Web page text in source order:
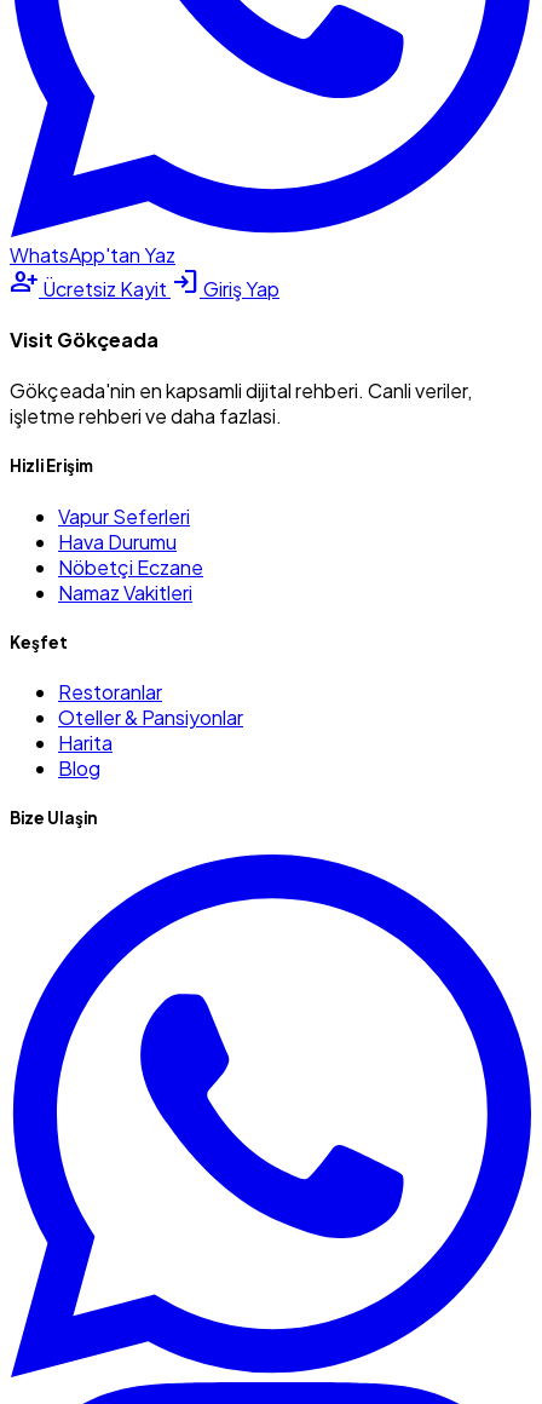
WhatsApp'tan Yaz
person_add Ücretsiz Kayit login Giriş Yap
Visit Gökçeada
Gökçeada'nin en kapsamli dijital rehberi. Canli veriler,
işletme rehberi ve daha fazlasi.
Hizli Erişim
Vapur Seferleri
Hava Durumu
Nöbetçi Eczane
Namaz Vakitleri
Keşfet
Restoranlar
Oteller & Pansiyonlar
Harita
Blog
Bize Ulaşin